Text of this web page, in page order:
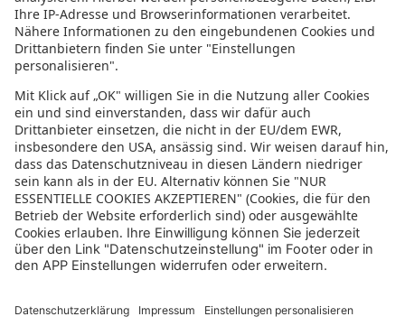
In der sonnenklar.TV Mediathek finden Sie alle Informationen rundum
den TV-Sender sonnenklar.TV!
Das Angebot war mal wieder zu schnell weg? Oder Sie wollen sich Ihre
nächste Traumreise noch einmal gratis etwas genauer anschauen? Dann
stöbern Sie doch in unserem TV-Programmund sehen Sie sich dort die
Folgen der letzten Tage nochmal an! Sie würden gerne wissen, was
gerade im TV läuft? Über unserenLive-Streamkönnen Sie sonnenklar.TV
online anschauen und die aktuellen Reise-Schnäppchen aus dem
Fernsehen verfolgen! Alle HDTV Infos und Empfangs-Einstellungen
finden Siehier. Dazu gehören Anleitungen zu den Einstellungen bei
Android & iOS Apps sowie der Windows PC App. Für Inspirationen sorgen
den Urlwald entführen! Diverse Videos von Hotels, der Umgebung und